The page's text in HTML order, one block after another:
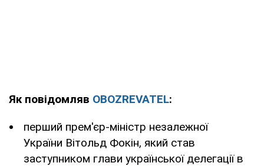
Як повідомляв OBOZREVATEL:
перший прем'єр-міністр незалежної
України Вітольд Фокін, який став
заступником глави української делегації в